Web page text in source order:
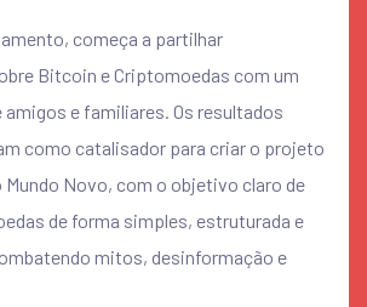
começa a partilhar
Bitcoin e Criptomoedas com um
e familiares. Os resultados
como catalisador para criar o projeto
Novo, com o objetivo claro de
de forma simples, estruturada e
mitos, desinformação e